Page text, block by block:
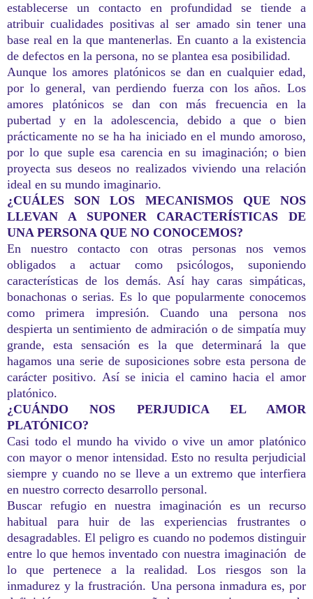
establecerse un contacto en profundidad se tiende a
atribuir cualidades positivas al ser amado sin tener una
base real en la que mantenerlas. En cuanto a la existencia
de defectos en la persona, no se plantea esa posibilidad.
Aunque los amores platónicos se dan en cualquier edad,
por lo general, van perdiendo fuerza con los años. Los
amores platónicos se dan con más frecuencia en la
pubertad y en la adolescencia, debido a que o bien
prácticamente no se ha ha iniciado en el mundo amoroso,
por lo que suple esa carencia en su imaginación; o bien
proyecta sus deseos no realizados viviendo una relación
ideal en su mundo imaginario.
¿CUÁLES SON LOS MECANISMOS QUE NOS
LLEVAN A SUPONER CARACTERÍSTICAS DE
UNA PERSONA QUE NO CONOCEMOS?
En nuestro contacto con otras personas nos vemos
obligados a actuar como psicólogos, suponiendo
características de los demás. Así hay caras simpáticas,
bonachonas o serias. Es lo que popularmente conocemos
como primera impresión. Cuando una persona nos
despierta un sentimiento de admiración o de simpatía muy
grande, esta sensación es la que determinará la que
hagamos una serie de suposiciones sobre esta persona de
carácter positivo. Así se inicia el camino hacia el amor
platónico.
¿CUÁNDO NOS PERJUDICA EL AMOR
PLATÓNICO?
Casi todo el mundo ha vivido o vive un amor platónico
con mayor o menor intensidad. Esto no resulta perjudicial
siempre y cuando no se lleve a un extremo que interfiera
en nuestro correcto desarrollo personal.
Buscar refugio en nuestra imaginación es un recurso
habitual para huir de las experiencias frustrantes o
desagradables. El peligro es cuando no podemos distinguir
entre lo que hemos inventado con nuestra imaginación de
lo que pertenece a la realidad. Los riesgos son la
inmadurez y la frustración. Una persona inmadura es, por